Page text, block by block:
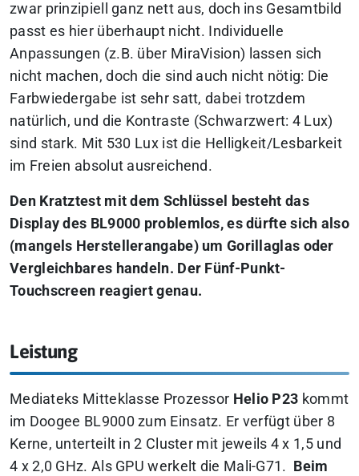
zwar prinzipiell ganz nett aus, doch ins Gesamtbild
passt es hier überhaupt nicht. Individuelle
Anpassungen (z.B. über MiraVision) lassen sich
nicht machen, doch die sind auch nicht nötig: Die
Farbwiedergabe ist sehr satt, dabei trotzdem
natürlich, und die Kontraste (Schwarzwert: 4 Lux)
sind stark. Mit 530 Lux ist die Helligkeit/Lesbarkeit
im Freien absolut ausreichend.
Den Kratztest mit dem Schlüssel besteht das
Display des BL9000 problemlos, es dürfte sich also
(mangels Herstellerangabe) um Gorillaglas oder
Vergleichbares handeln. Der Fünf-Punkt-
Touchscreen reagiert genau.
Leistung
Mediateks Mitteklasse Prozessor Helio P23 kommt
im Doogee BL9000 zum Einsatz. Er verfügt über 8
Kerne, unterteilt in 2 Cluster mit jeweils 4 x 1,5 und
4 x 2,0 GHz. Als GPU werkelt die Mali-G71.
Beim